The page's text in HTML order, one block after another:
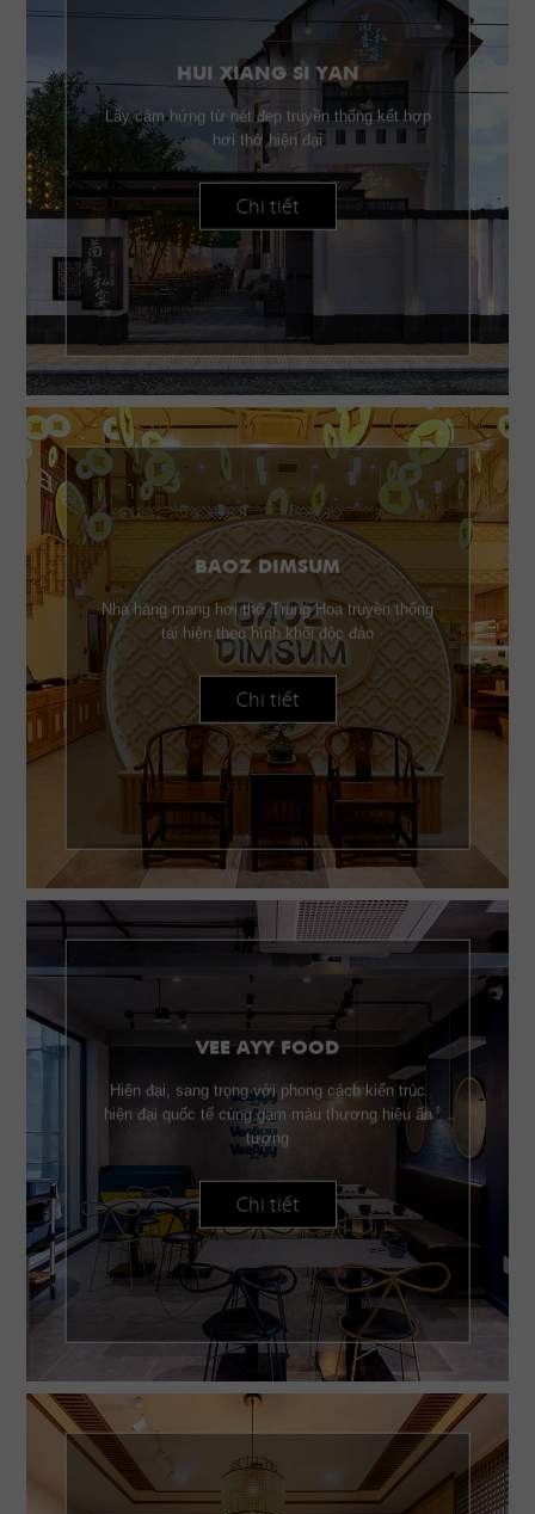
HUI XIANG SI YAN
Lấy cảm hứng từ nét đẹp truyền thống kết hợp
hơi thở hiện đại
Chi tiết
BAOZ DIMSUM
Nhà hàng mang hơi thở Trung Hoa truyền thống
tái hiện theo hình khối độc đáo
Chi tiết
VEE AYY FOOD
Hiện đại, sang trọng với phong cách kiến trúc
hiện đại quốc tế cùng gam màu thương hiệu ấn
tượng
Chi tiết